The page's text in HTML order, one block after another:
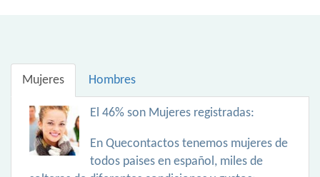
Mujeres Hombres
El 46% son Mujeres registradas:
En Quecontactos tenemos mujeres de
todos paises en español, miles de